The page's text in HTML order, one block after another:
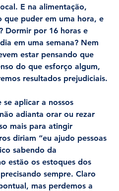
E na alimentação,
puder em uma hora, e
Dormir por 16 horas e
em uma semana? Nem
estar pensando que
do que esforço algum,
resultados prejudiciais.
aplicar a nossos
adianta orar ou rezar
mais para atingir
diriam “eu ajudo pessoas
sabendo da
estão os estoques dos
sempre. Claro
mas perdemos a